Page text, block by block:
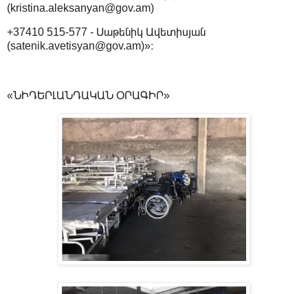
(kristina.aleksanyan@gov.am)
+37410 515-577 - Սաթենիկ Ավետիսյան
(satenik.avetisyan@gov.am)»։
«ՆԻԴԵՐԼԱՆԴԱԿԱՆ ՕՐԱԳԻՐ»